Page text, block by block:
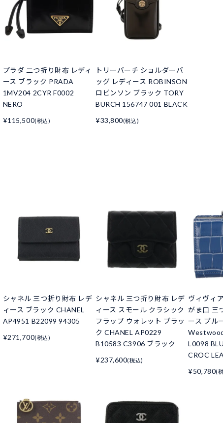
プラダ 二つ折り財布 レディ
ース ブラック PRADA
1MV204 2CYR F0002
NERO
¥115,500(税込)
トリーバーチ ショルダーバ
ッグ レディース ROBINSON
ロビンソン ブラック TORY
BURCH 156747 001 BLACK
¥33,800(税込)
シャネル 三つ折り財布 レデ
ィース ブラック CHANEL
AP4951 B22099 94305
¥271,700(税込)
シャネル 三つ折り財布 レデ
ィース スモール クラシック
フラップ ウォレット ブラッ
ク CHANEL AP0229
B10583 C3906 ブラック
¥237,600(税込)
ヴィヴィ
がま口 三
ース ブル
L0098
CROC
¥50,780(